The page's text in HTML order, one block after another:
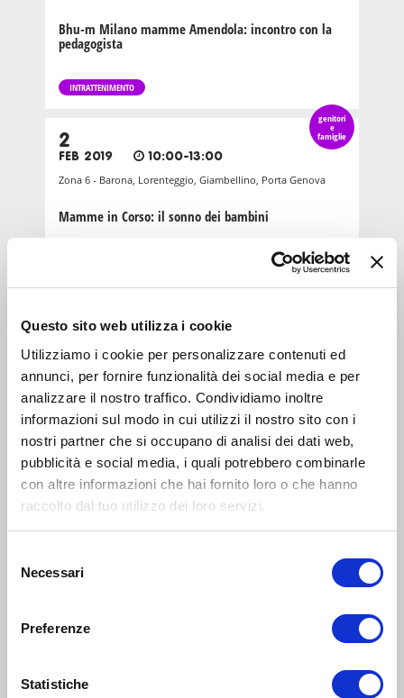
Questo sito web utilizza i cookie
Utilizziamo i cookie per personalizzare contenuti ed
annunci, per fornire funzionalità dei social media e per
analizzare il nostro traffico. Condividiamo inoltre
informazioni sul modo in cui utilizzi il nostro sito con i
nostri partner che si occupano di analisi dei dati web,
pubblicità e social media, i quali potrebbero combinarle
con altre informazioni che hai fornito loro o che hanno
raccolto dal tuo utilizzo dei loro servizi.
delNecessari
Preferenze
Statistiche
Bhu-m Milano mamme Amendola: incontro con la
pedagogista
INTRATTENIMENTO
genitori
e
famiglie
2
FEB 2019 10:00-13:00
Zona 6 - Barona, Lorenteggio, Giambellino, Porta Genova
Mamme in Corso: il sonno dei bambini
genitori
APR 2021 11:00-13:00
Zona 7 - Porta Vercellina, Baggio, De Angeli, Forze Armate,
La Via Lattea: Gruppo mamma-bambino 0-3 mesi
INTRATTENIMENTO
genitori
e
2
Mi Casa: colazione con la pedagogista
17
SET 2018